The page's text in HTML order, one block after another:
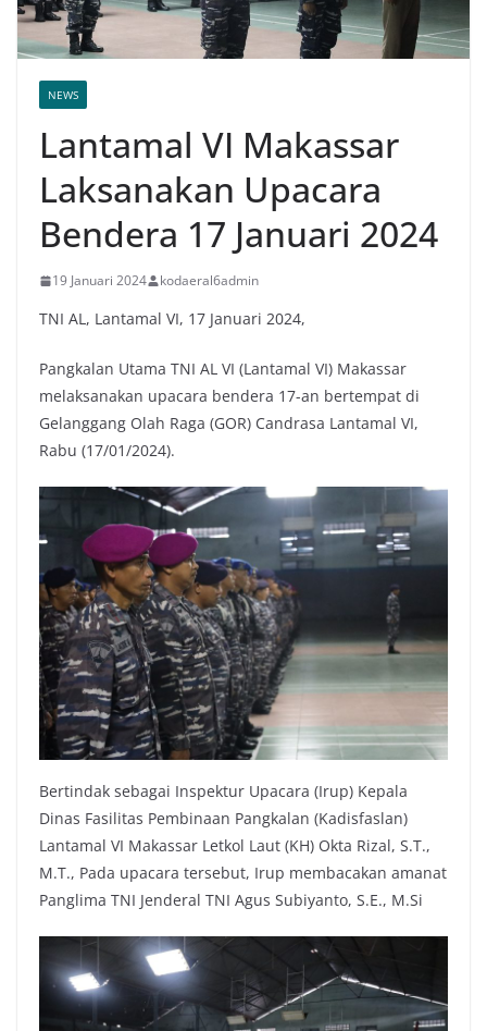
NEWS
Lantamal VI Makassar
Laksanakan Upacara
Bendera 17 Januari 2024
19 Januari 2024 kodaeral6admin
TNI AL, Lantamal VI, 17 Januari 2024,
Pangkalan Utama TNI AL VI (Lantamal VI) Makassar
melaksanakan upacara bendera 17-an bertempat di
Gelanggang Olah Raga (GOR) Candrasa Lantamal VI,
Rabu (17/01/2024).
Bertindak sebagai Inspektur Upacara (Irup) Kepala
Dinas Fasilitas Pembinaan Pangkalan (Kadisfaslan)
Lantamal VI Makassar Letkol Laut (KH) Okta Rizal, S.T.,
M.T., Pada upacara tersebut, Irup membacakan amanat
Panglima TNI Jenderal TNI Agus Subiyanto, S.E., M.Si